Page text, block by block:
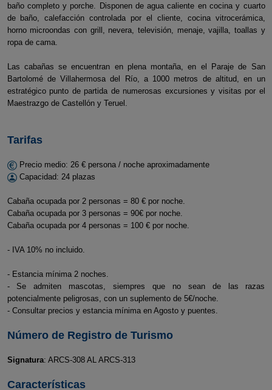
baño completo y porche. Disponen de agua caliente en cocina y cuarto
de baño, calefacción controlada por el cliente, cocina vitrocerámica,
horno microondas con grill, nevera, televisión, menaje, vajilla, toallas y
ropa de cama.
Las cabañas se encuentran en plena montaña, en el Paraje de San
Bartolomé de Villahermosa del Río, a 1000 metros de altitud, en un
estratégico punto de partida de numerosas excursiones y visitas por el
Maestrazgo de Castellón y Teruel.
Tarifas
Precio medio: 26 € persona / noche aproximadamente
Capacidad: 24 plazas
Cabaña ocupada por 2 personas = 80 € por noche.
Cabaña ocupada por 3 personas = 90€ por noche.
Cabaña ocupada por 4 personas = 100 € por noche.
- IVA 10% no incluido.
- Estancia mínima 2 noches.
- Se admiten mascotas, siempres que no sean de las razas
potencialmente peligrosas, con un suplemento de 5€/noche.
- Consultar precios y estancia mínima en Agosto y puentes.
Número de Registro de Turismo
Signatura: ARCS-308 AL ARCS-313
Características